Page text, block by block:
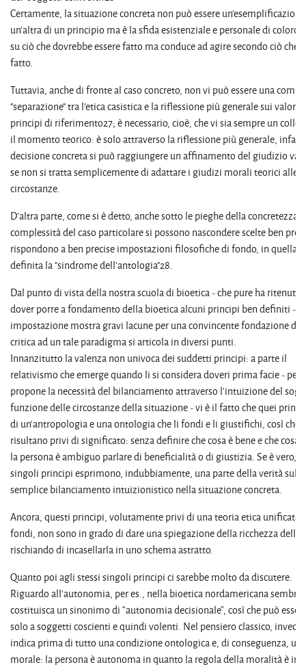
Certamente, la situazione concreta non può essere
un'altra di un principio ma è la sfida esistenziale e personale di coloro
su ciò che dovrebbe essere fatto ma conduce ad agire secondo ciò che
fatto.
Tuttavia, anche di fronte al caso concreto, non vi può essere una
"separazione" tra l'etica casistica e la riflessione più generale sui valori
principi di riferimento27; è necessario, cioè, che vi sia sempre un
il momento teorico: è solo attraverso la riflessione più generale,
decisione concreta si può raggiungere un affinamento del giudizio
se non si tratta semplicemente di adattare i giudizi morali teorici alle
circostanze.
D'altra parte, come si è detto, anche sotto le pieghe della concretezza
complessità del caso particolare si possono nascondere scelte ben
rispondono a ben precise impostazioni filosofiche di fondo, in quella
definita la "sindrome dell'antologia"28.
Dal punto di vista della nostra scuola di bioetica - che pure ha ritenuto
dover porre a fondamento della bioetica alcuni principi ben definiti -
impostazione mostra gravi lacune per una convincente fondazione
critica ad un tale paradigma si articola in diversi punti.
Innanzitutto la valenza non univoca dei suddetti principi: a parte il
relativismo che emerge quando li si considera doveri prima facie - per
propone la necessità del bilanciamento attraverso l'intuizione del
funzione delle circostanze della situazione - vi è il fatto che quei
di un'antropologia e una ontologia che li fondi e li giustifichi, così che
risultano privi di significato: senza definire che cosa è bene e che cosa
la persona è ambiguo parlare di beneficialità o di giustizia. Se è vero,
singoli principi esprimono, indubbiamente, una parte della verità
semplice bilanciamento intuizionistico nella situazione concreta.
Ancora, questi principi, volutamente privi di una teoria etica unificata
fondi, non sono in grado di dare una spiegazione della ricchezza della
rischiando di incasellarla in uno schema astratto.
Quanto poi agli stessi singoli principi ci sarebbe molto da discutere.
Riguardo all'autonomia, per es., nella bioetica nordamericana sembra
costituisca un sinonimo di “autonomia decisionale”, così che può
solo a soggetti coscienti e quindi volenti. Nel pensiero classico,
indica prima di tutto una condizione ontologica e, di conseguenza,
morale: la persona è autonoma in quanto la regola della moralità è